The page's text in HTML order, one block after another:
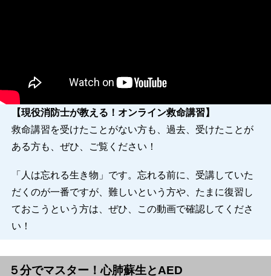
【現役消防士が教える！オンライン救命講習】
救命講習を受けたことがない方も、過去、受けたことが
ある方も、ぜひ、ご覧ください！
「人は忘れる生き物」です。忘れる前に、受講していた
だくのが一番ですが、難しいという方や、たまに復習し
ておこうという方は、ぜひ、この動画で確認してくださ
い！
５分でマスター！心肺蘇生とAED